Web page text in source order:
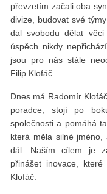
převzetím začali oba
divize, budovat své
dal svobodu dělat
úspěch nikdy
jsou pro nás stále
Filip Klofáč.
Dnes má Radomír
poradce, stojí po
společnosti a pomáhá
která měla silné
dál. Naším cílem je
přinášet inovace,
Klofáč.